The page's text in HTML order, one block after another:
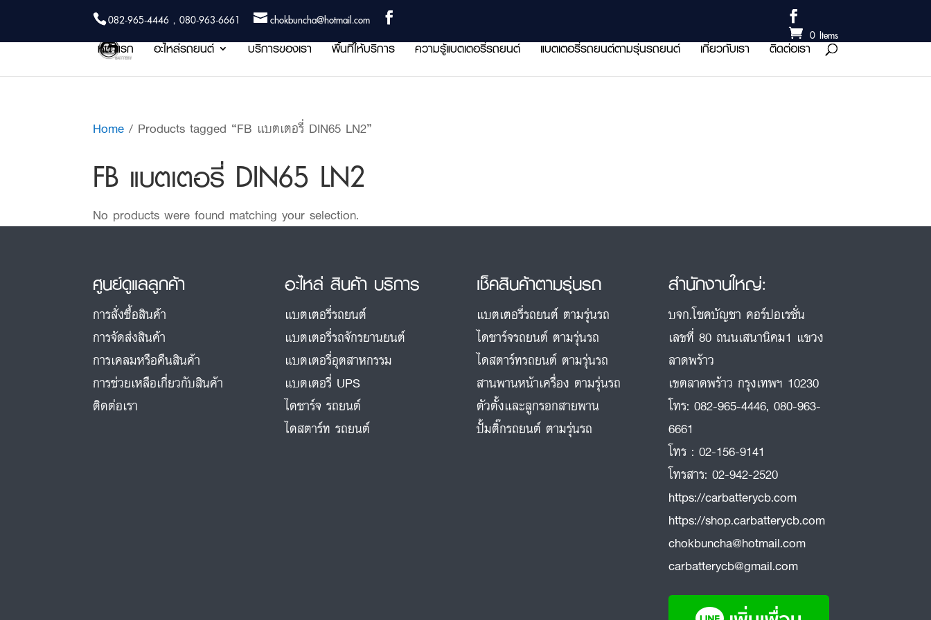
082-965-4446 , 080-963-6661
chokbuncha@hotmail.com
0 Items
หน้าแรก อะไหล่รถยนต์ บริการของเรา พื้นที่ให้บริการ ความรู้แบตเตอรี่รถยนต์ แบตเตอรี่รถยนต์ตามรุ่นรถยนต์ เกี่ยวกับเรา ติดต่อเรา
Home / Products tagged “FB แบตเตอรี่ DIN65 LN2”
FB แบตเตอรี่ DIN65 LN2
No products were found matching your selection.
ศูนย์ดูแลลูกค้า
การสั่งซื้อสินค้า
การจัดส่งสินค้า
การเคลมหรือคืนสินค้า
การช่วยเหลือเกี่ยวกับสินค้า
ติดต่อเรา
อะไหล่ สินค้า บริการ
แบตเตอรี่รถยนต์
แบตเตอรี่รถจักรยานยนต์
แบตเตอรี่อุตสาหกรรม
แบตเตอรี่ UPS
ไดชาร์จ รถยนต์
ไดสตาร์ท รถยนต์
เช็คสินค้าตามรุ่นรถ
แบตเตอรี่รถยนต์ ตามรุ่นรถ
ไดชาร์จรถยนต์ ตามรุ่นรถ
ไดสตาร์ทรถยนต์ ตามรุ่นรถ
สานพานหน้าเครื่อง ตามรุ่นรถ
ตัวตั้งและลูกรอกสายพาน
ปั้มติ๊กรถยนต์ ตามรุ่นรถ
สำนักงานใหญ่:
บจก.โชคบัญชา คอร์ปอเรชั่น
เลขที่ 80 ถนนเสนานิคม1 แขวง
ลาดพร้าว
เขตลาดพร้าว กรุงเทพฯ 10230
โทร: 082-965-4446, 080-963-
6661
โทร : 02-156-9141
โทรสาร: 02-942-2520
https://carbatterycb.com
https://shop.carbatterycb.com
chokbuncha@hotmail.com
carbatterycb@gmail.com